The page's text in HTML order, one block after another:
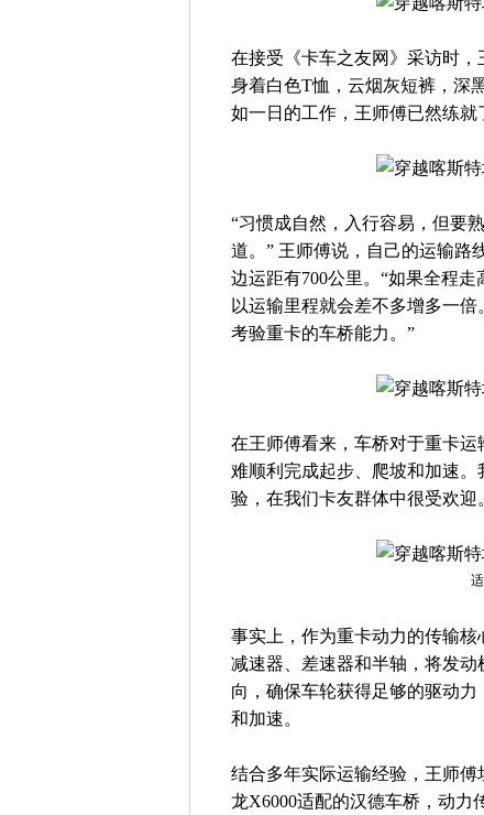
在接受《卡车之友网》采访时
身着白色T恤，云烟灰短裤，深
如一日的工作，王师傅已然练就
“习惯成自然，入行容易，但要
道。” 王师傅说，自己的运输路
边运距有700公里。“如果全程
以运输里程就会差不多增多一
考验重卡的车桥能力。”
在王师傅看来，车桥对于重卡
难顺利完成起步、爬坡和加速
验，在我们卡友群体中很受欢迎
事实上，作为重卡动力的传输
减速器、差速器和半轴，将发
向，确保车轮获得足够的驱动
和加速。
结合多年实际运输经验，王师
龙X6000适配的汉德车桥，动力